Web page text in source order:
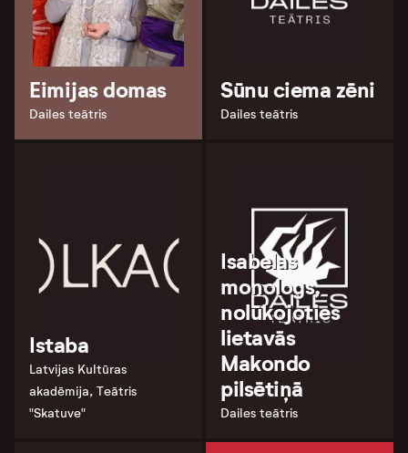
Eimijas domas
Dailes teātris
Sūnu ciema zēni
Dailes teātris
Istaba
Latvijas Kultūras
akadēmija, Teātris
"Skatuve"
Isabelas
monologs,
nolūkojoties
lietavās
Makondo
pilsētiņā
Dailes teātris